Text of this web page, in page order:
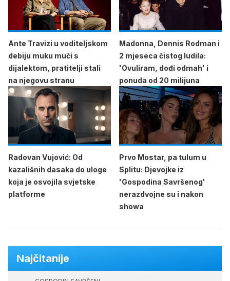
Ante Travizi u voditeljskom
debiju muku muči s
dijalektom, pratitelji stali
na njegovu stranu
Madonna, Dennis Rodman i
2 mjeseca čistog ludila:
'Ovuliram, dođi odmah' i
ponuda od 20 milijuna
Radovan Vujović: Od
kazališnih dasaka do uloge
koja je osvojila svjetske
platforme
Prvo Mostar, pa tulum u
Splitu: Djevojke iz
'Gospodina Savršenog'
nerazdvojne su i nakon
showa
Najčitanije